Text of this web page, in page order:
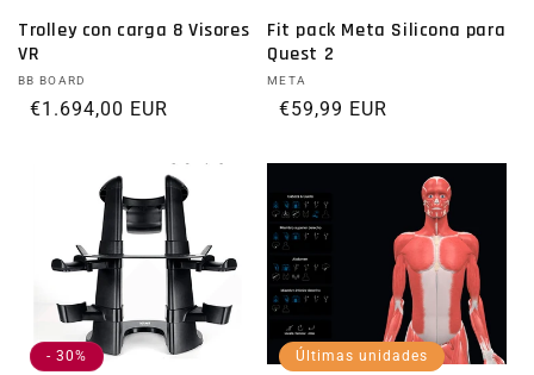
Trolley con carga 8 Visores
VR
Proveedor:
BB BOARD
Precio habitual
€1.694,00 EUR
Fit pack Meta Silicona para
Quest 2
Proveedor:
META
Precio habitual
€59,99 EUR
- 30% Últimas unidades